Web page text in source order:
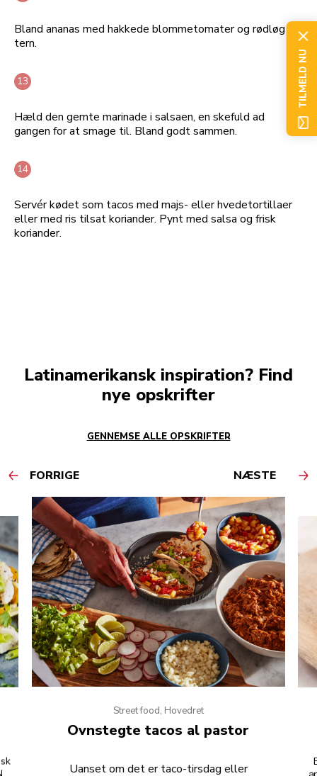
Bland ananas med hakkede blommetomater og rødløg i
tern.
Hæld den gemte marinade i salsaen, en skefuld ad
gangen for at smage til. Bland godt sammen.
Servér kødet som tacos med majs- eller hvedetortillaer
eller med ris tilsat koriander. Pynt med salsa og frisk
koriander.
Latinamerikansk inspiration? Find
nye opskrifter
GENNEMSE ALLE OPSKRIFTER
FORRIGE NÆSTE
Street food, Hovedret
Ovnstegte tacos al pastor
Uanset om det er taco-tirsdag eller
TILMELD NU